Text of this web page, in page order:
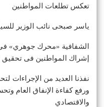
تعكس تطلعات المواطنين
ياسر صبحى نائب الوزير
الشفافية «محرك جوهري»
إشراك المواطنين فى تحقيق
نفذنا العديد من الإجراءات
ورفع كفاءة الإنفاق العام
والاقتصادي